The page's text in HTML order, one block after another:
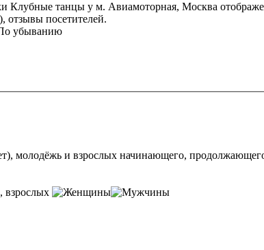
Клубные танцы у м. Авиамоторная, Москва
отзывы посетителей.
убыванию
молодёжь и взрослых начинающего,
, взрослых